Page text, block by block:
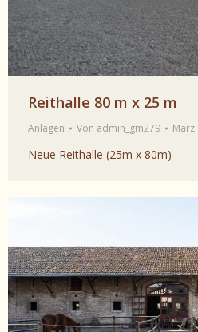
Reithalle 80 m x 25 m
Anlagen Von admin_gm279 März
Neue Reithalle (25m x 80m)